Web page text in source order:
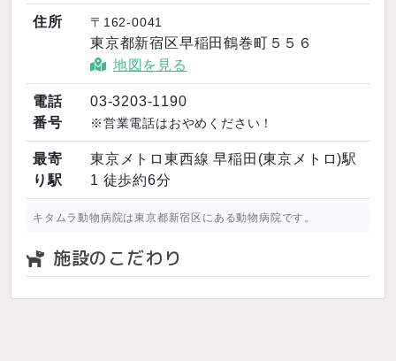
住所 〒162-0041
東京都新宿区早稲田鶴巻町５５６
地図を見る
電話
番号
03-3203-1190
※営業電話はおやめください！
最寄
り駅
東京メトロ東西線 早稲田(東京メトロ)駅
1 徒歩約6分
キタムラ動物病院は東京都新宿区にある動物病院です。
施設のこだわり